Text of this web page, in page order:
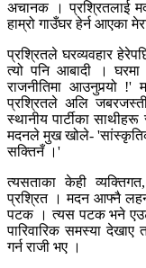
अचानक । प्रश्रितलाई
हाम्रो गाउँघर हेर्न आएका
प्रश्रितले घरव्यवहार
त्यो पनि आबादी ।
राजनीतिमा आउनुपर्‍यो !'
प्रश्रितले अलि
स्थानीय पार्टीका
मदनले मुख खोले- 'सांस्कृतिक
सक्तिनँ ।'
त्यसताका केही
प्रश्रित । मदन आफ्नै
पटक । त्यस पटक भने
पारिवारिक समस्या देखाए
गर्न राजी भए ।